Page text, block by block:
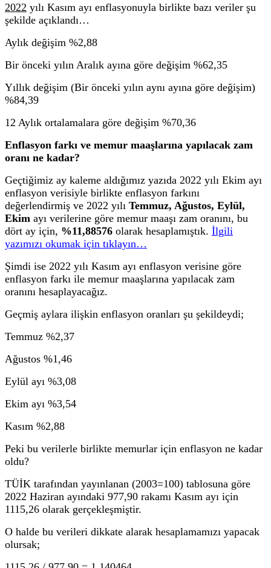
2022 yılı Kasım ayı enflasyonuyla birlikte bazı veriler şu
şekilde açıklandı…
Aylık değişim %2,88
Bir önceki yılın Aralık ayına göre değişim %62,35
Yıllık değişim (Bir önceki yılın aynı ayına göre değişim)
%84,39
12 Aylık ortalamalara göre değişim %70,36
Enflasyon farkı ve memur maaşlarına yapılacak zam
oranı ne kadar?
Geçtiğimiz ay kaleme aldığımız yazıda 2022 yılı Ekim ayı
enflasyon verisiyle birlikte enflasyon farkını
değerlendirmiş ve 2022 yılı Temmuz, Ağustos, Eylül,
Ekim ayı verilerine göre memur maaşı zam oranını, bu
dört ay için, %11,88576 olarak hesaplamıştık. İlgili
yazımızı okumak için tıklayın…
Şimdi ise 2022 yılı Kasım ayı enflasyon verisine göre
enflasyon farkı ile memur maaşlarına yapılacak zam
oranını hesaplayacağız.
Geçmiş aylara ilişkin enflasyon oranları şu şekildeydi;
Temmuz %2,37
Ağustos %1,46
Eylül ayı %3,08
Ekim ayı %3,54
Kasım %2,88
Peki bu verilerle birlikte memurlar için enflasyon ne kadar
oldu?
TÜİK tarafından yayınlanan (2003=100) tablosuna göre
2022 Haziran ayındaki 977,90 rakamı Kasım ayı için
1115,26 olarak gerçekleşmiştir.
O halde bu verileri dikkate alarak hesaplamamızı yapacak
olursak;